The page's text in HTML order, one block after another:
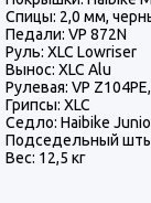
Спицы: 2,0 мм,
Педали: VP 872N
Руль: XLC Lowriser
Вынос: XLC Alu
Рулевая: VP
Грипсы: XLC
Седло: Haibike
Подседельный
Вес: 12,5 кг